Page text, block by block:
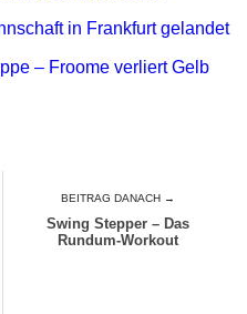
in Frankfurt gelandet
– Froome verliert Gelb
BEITRAG DANACH →
Swing Stepper – Das
Rundum-Workout